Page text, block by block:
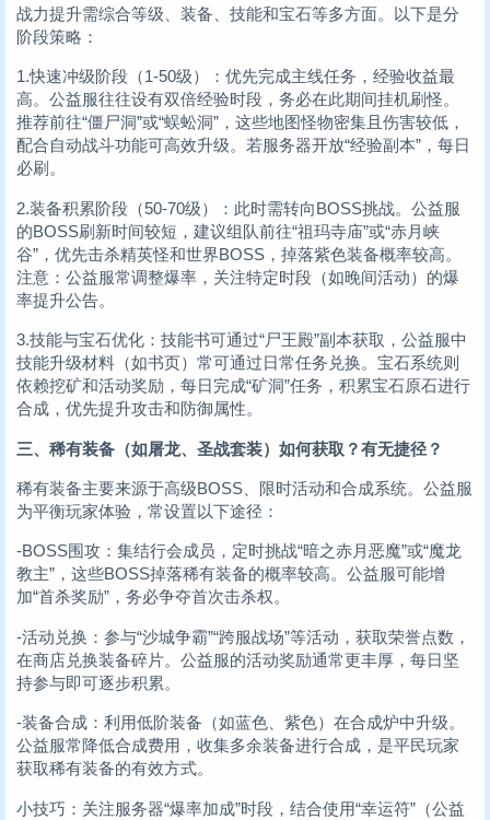
战力提升需综合等级、装备、技能和宝石等多方面。以下是分
阶段策略：
1.快速冲级阶段（1-50级）：优先完成主线任务，经验收益最
高。公益服往往设有双倍经验时段，务必在此期间挂机刷怪。
推荐前往“僵尸洞”或“蜈蚣洞”，这些地图怪物密集且伤害较低，
配合自动战斗功能可高效升级。若服务器开放“经验副本”，每日
必刷。
2.装备积累阶段（50-70级）：此时需转向BOSS挑战。公益服
的BOSS刷新时间较短，建议组队前往“祖玛寺庙”或“赤月峡
谷”，优先击杀精英怪和世界BOSS，掉落紫色装备概率较高。
注意：公益服常调整爆率，关注特定时段（如晚间活动）的爆
率提升公告。
3.技能与宝石优化：技能书可通过“尸王殿”副本获取，公益服中
技能升级材料（如书页）常可通过日常任务兑换。宝石系统则
依赖挖矿和活动奖励，每日完成“矿洞”任务，积累宝石原石进行
合成，优先提升攻击和防御属性。
三、稀有装备（如屠龙、圣战套装）如何获取？有无捷径？
稀有装备主要来源于高级BOSS、限时活动和合成系统。公益服
为平衡玩家体验，常设置以下途径：
-BOSS围攻：集结行会成员，定时挑战“暗之赤月恶魔”或“魔龙
教主”，这些BOSS掉落稀有装备的概率较高。公益服可能增
加“首杀奖励”，务必争夺首次击杀权。
-活动兑换：参与“沙城争霸”“跨服战场”等活动，获取荣誉点数，
在商店兑换装备碎片。公益服的活动奖励通常更丰厚，每日坚
持参与即可逐步积累。
-装备合成：利用低阶装备（如蓝色、紫色）在合成炉中升级。
公益服常降低合成费用，收集多余装备进行合成，是平民玩家
获取稀有装备的有效方式。
小技巧：关注服务器“爆率加成”时段，结合使用“幸运符”（公益